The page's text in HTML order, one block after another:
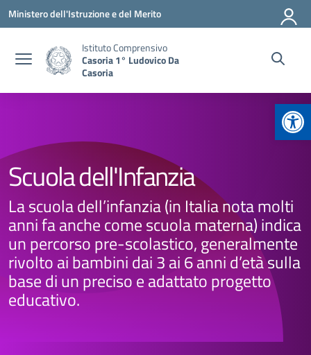
Vai ai contenuti
Vai al menu di navigazione
Vai al footer
Ministero dell'Istruzione e del Merito
Istituto Comprensivo
Casoria 1° Ludovico Da
Casoria
Scuola dell'Infanzia
La scuola dell’infanzia (in Italia nota molti
anni fa anche come scuola materna) indica
un percorso pre-scolastico, generalmente
rivolto ai bambini dai 3 ai 6 anni d’età sulla
base di un preciso e adattato progetto
educativo.